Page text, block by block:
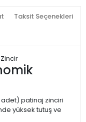
Taksit Seçenekleri
patinaj zinciri
yüksek tutuş ve